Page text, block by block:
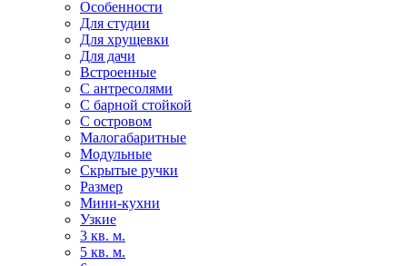
Особенности
Для студии
Для хрущевки
Для дачи
Встроенные
С антресолями
С барной стойкой
С островом
Малогабаритные
Модульные
Скрытые ручки
Размер
Мини-кухни
Узкие
3 кв. м.
5 кв. м.